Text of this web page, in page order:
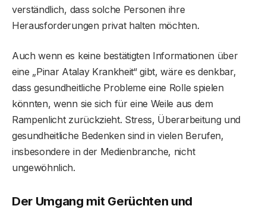
verständlich, dass solche Personen ihre
Herausforderungen privat halten möchten.
Auch wenn es keine bestätigten Informationen über
eine „Pinar Atalay Krankheit“ gibt, wäre es denkbar,
dass gesundheitliche Probleme eine Rolle spielen
könnten, wenn sie sich für eine Weile aus dem
Rampenlicht zurückzieht. Stress, Überarbeitung und
gesundheitliche Bedenken sind in vielen Berufen,
insbesondere in der Medienbranche, nicht
ungewöhnlich.
Der Umgang mit Gerüchten und